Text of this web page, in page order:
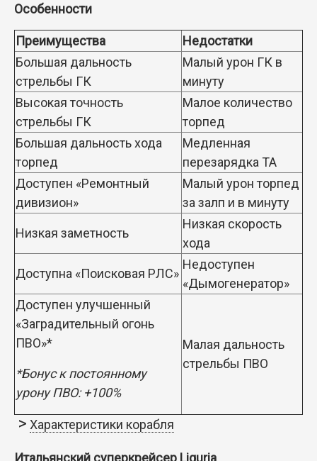
Особенности
Преимущества
Недостатки
Большая дальность
стрельбы ГК
Малый урон ГК в
минуту
Высокая точность
стрельбы ГК
Малое количество
торпед
Большая дальность хода
торпед
Медленная
перезарядка ТА
Доступен «Ремонтный
дивизион»
Малый урон торпед
за залп и в минуту
Низкая заметность
Низкая скорость
хода
Доступна «Поисковая РЛС»
Недоступен
«Дымогенератор»
Доступен улучшенный
«Заградительный огонь
ПВО»*
*Бонус к постоянному
урону ПВО: +100%
Малая дальность
стрельбы ПВО
Характеристики корабля
Итальянский суперкрейсер Liguria